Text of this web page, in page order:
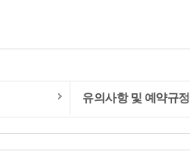
유의사항 및 예약규정